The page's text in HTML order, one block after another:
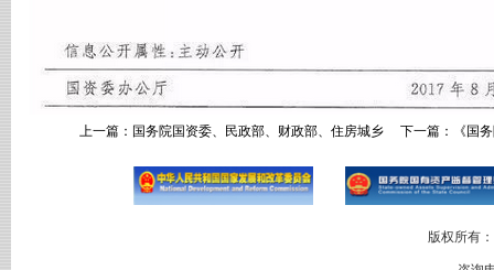
上一篇： 国务院国资委、民政部、财政部、住房城乡 下一篇： 《国
版权所有